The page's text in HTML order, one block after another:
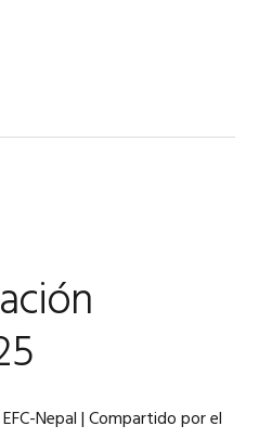
Nepal | Compartido por el